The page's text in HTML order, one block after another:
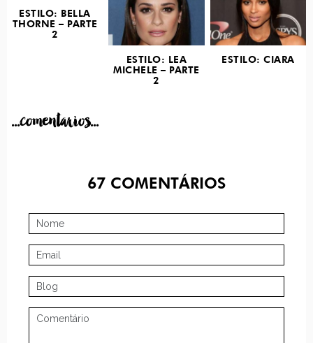
ESTILO: BELLA
THORNE – PARTE
2
ESTILO: LEA
MICHELE – PARTE
2
ESTILO: CIARA
...comentarios...
67 COMENTÁRIOS